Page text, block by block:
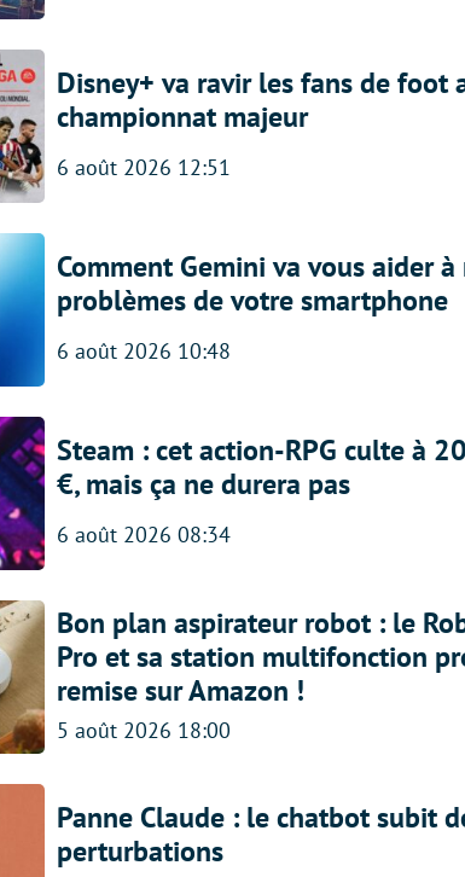
Disney+ va ravir les fans de foot
championnat majeur
6 août 2026 12:51
Comment Gemini va vous aider
problèmes de votre smartphone
6 août 2026 10:48
Steam : cet action-RPG culte à
€, mais ça ne durera pas
6 août 2026 08:34
Bon plan aspirateur robot : le
Pro et sa station multifonction
remise sur Amazon !
5 août 2026 18:00
Panne Claude : le chatbot subit
perturbations